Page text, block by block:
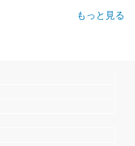
もっと見る